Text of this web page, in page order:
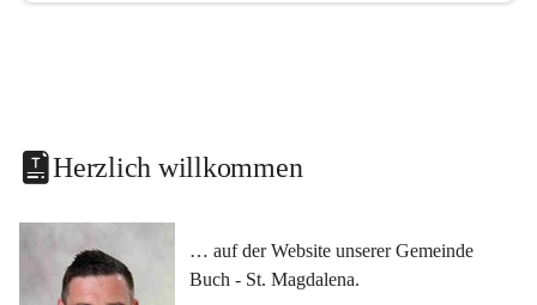
Herzlich willkommen
… auf der Website unserer Gemeinde
Buch - St. Magdalena.